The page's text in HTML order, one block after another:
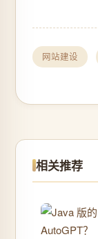
网站建设
相关推荐